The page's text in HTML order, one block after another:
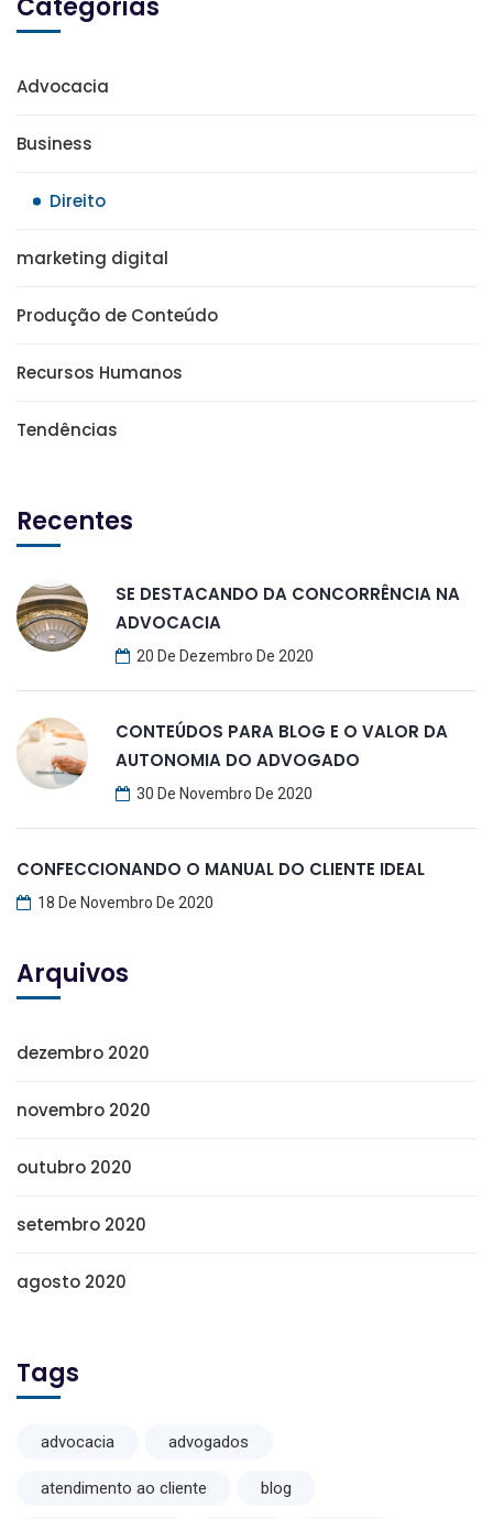
Categorias
Advocacia
Business
Direito
marketing digital
Produção de Conteúdo
Recursos Humanos
Tendências
Recentes
SE DESTACANDO DA CONCORRÊNCIA NA
ADVOCACIA
20 De Dezembro De 2020
CONTEÚDOS PARA BLOG E O VALOR DA
AUTONOMIA DO ADVOGADO
30 De Novembro De 2020
CONFECCIONANDO O MANUAL DO CLIENTE IDEAL
18 De Novembro De 2020
Arquivos
dezembro 2020
novembro 2020
outubro 2020
setembro 2020
agosto 2020
Tags
advocacia advogados
atendimento ao cliente blog